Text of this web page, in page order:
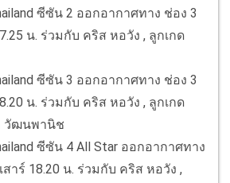
ซีซัน 2 ออกอากาศทาง ช่อง 3
น. ร่วมกับ คริส หอวัง , ลูกเกด
ซีซัน 3 ออกอากาศทาง ช่อง 3
น. ร่วมกับ คริส หอวัง , ลูกเกด
วัฒนพานิช
ซีซัน 4 All Star ออกอากาศทาง
าร์ 18.20 น. ร่วมกับ คริส หอวัง ,